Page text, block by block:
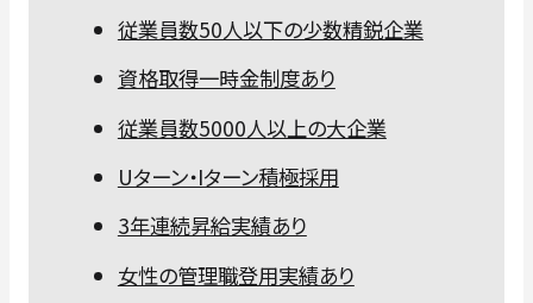
従業員数50人以下の少数精鋭企業
資格取得一時金制度あり
従業員数5000人以上の大企業
Uターン・Iターン積極採用
3年連続昇給実績あり
女性の管理職登用実績あり